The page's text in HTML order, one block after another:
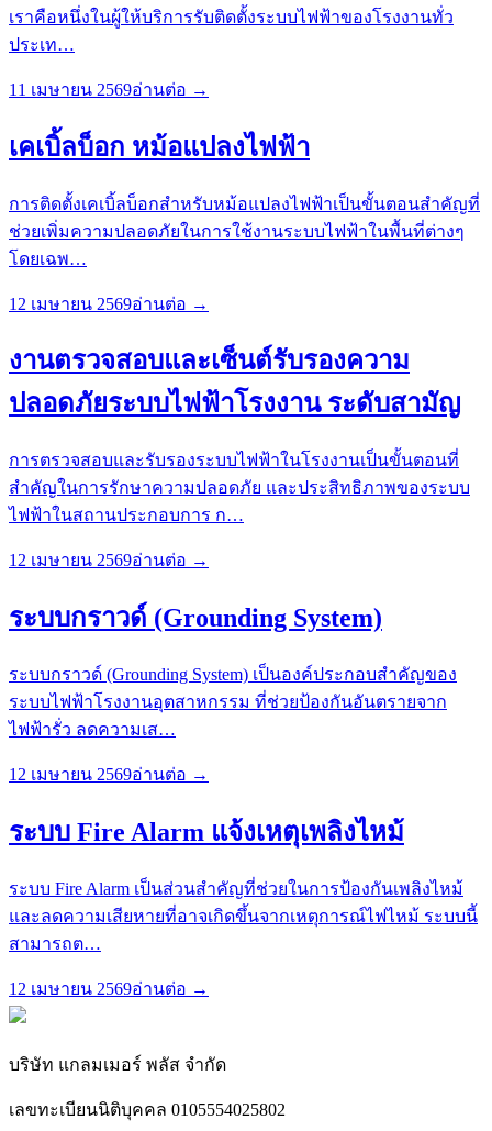
เราคือหนึ่งในผู้ให้บริการรับติดตั้งระบบไฟฟ้าของโรงงานทั่ว
ประเท…
11 เมษายน 2569อ่านต่อ →
เคเบิ้ลบ็อก หม้อแปลงไฟฟ้า
การติดตั้งเคเบิ้ลบ็อกสำหรับหม้อแปลงไฟฟ้าเป็นขั้นตอนสำคัญที่
ช่วยเพิ่มความปลอดภัยในการใช้งานระบบไฟฟ้าในพื้นที่ต่างๆ
โดยเฉพ…
12 เมษายน 2569อ่านต่อ →
งานตรวจสอบและเซ็นต์รับรองความ
ปลอดภัยระบบไฟฟ้าโรงงาน ระดับสามัญ
การตรวจสอบและรับรองระบบไฟฟ้าในโรงงานเป็นขั้นตอนที่
สำคัญในการรักษาความปลอดภัย และประสิทธิภาพของระบบ
ไฟฟ้าในสถานประกอบการ ก…
12 เมษายน 2569อ่านต่อ →
ระบบกราวด์ (Grounding System)
ระบบกราวด์ (Grounding System) เป็นองค์ประกอบสำคัญของ
ระบบไฟฟ้าโรงงานอุตสาหกรรม ที่ช่วยป้องกันอันตรายจาก
ไฟฟ้ารั่ว ลดความเส…
12 เมษายน 2569อ่านต่อ →
ระบบ Fire Alarm แจ้งเหตุเพลิงไหม้
ระบบ Fire Alarm เป็นส่วนสำคัญที่ช่วยในการป้องกันเพลิงไหม้
และลดความเสียหายที่อาจเกิดขึ้นจากเหตุการณ์ไฟไหม้ ระบบนี้
สามารถต…
12 เมษายน 2569อ่านต่อ →
บริษัท แกลมเมอร์ พลัส จำกัด
เลขทะเบียนนิติบุคคล 0105554025802